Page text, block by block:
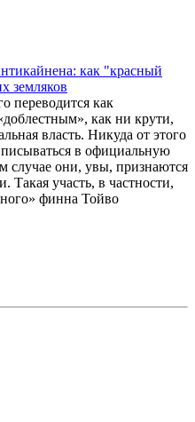
как "красный
земляков
переводится как
как ни крути,
власть. Никуда от этого
в официальную
случае они, увы, признаются
Такая участь, в частности,
финна Тойво